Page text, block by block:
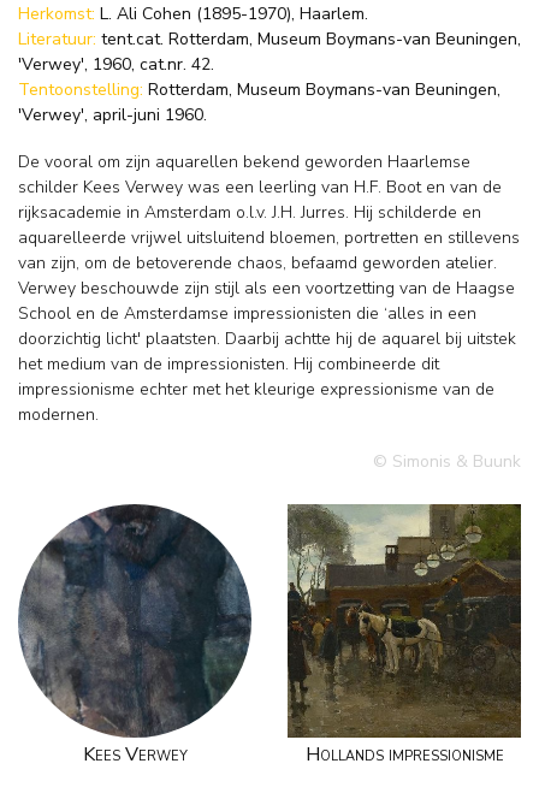
Herkomst: L. Ali Cohen (1895-1970), Haarlem.
Literatuur: tent.cat. Rotterdam, Museum Boymans-van Beuningen,
'Verwey', 1960, cat.nr. 42.
Tentoonstelling: Rotterdam, Museum Boymans-van Beuningen,
'Verwey', april-juni 1960.
De vooral om zijn aquarellen bekend geworden Haarlemse
schilder Kees Verwey was een leerling van H.F. Boot en van de
rijksacademie in Amsterdam o.l.v. J.H. Jurres. Hij schilderde en
aquarelleerde vrijwel uitsluitend bloemen, portretten en stillevens
van zijn, om de betoverende chaos, befaamd geworden atelier.
Verwey beschouwde zijn stijl als een voortzetting van de Haagse
School en de Amsterdamse impressionisten die ‘alles in een
doorzichtig licht' plaatsten. Daarbij achtte hij de aquarel bij uitstek
het medium van de impressionisten. Hij combineerde dit
impressionisme echter met het kleurige expressionisme van de
modernen.
© Simonis & Buunk
Kees Verwey Hollands impressionisme